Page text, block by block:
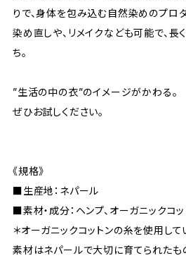
りで、身体を包み込む自然染めのプロダ
染め直しや、リメイクなども可能で、長
ち。
”生活の中の衣”のイメージがかわる。
ぜひお試しください。
《規格》
■生産地：ネパール
■素材・成分：ヘンプ、オーガニックコッ
＊オーガニックコットンの糸を使用して
素材はネパールで大切に育てられたも